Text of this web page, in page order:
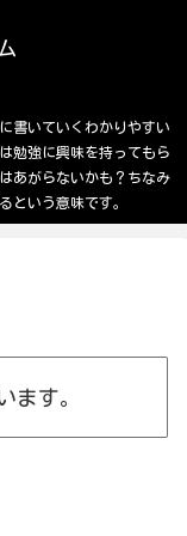
書いていくわかりやすい
勉強に興味を持ってもら
あがらないかも？ちなみ
という意味です。
ます。